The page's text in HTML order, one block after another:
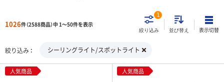
1026件（2588商品）中 1～50件を表示
絞り込み
1
並び替え 表示切替
絞り込み シーリングライト/スポットライト
人気商品 人気商品